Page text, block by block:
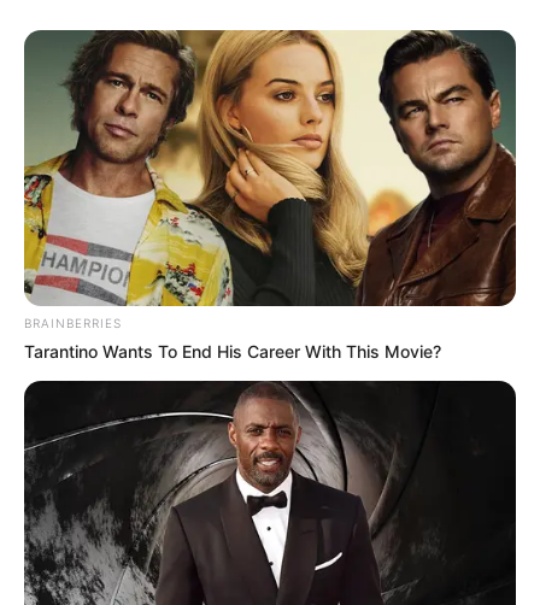
BRAINBERRIES
Tarantino Wants To End His Career With This Movie?